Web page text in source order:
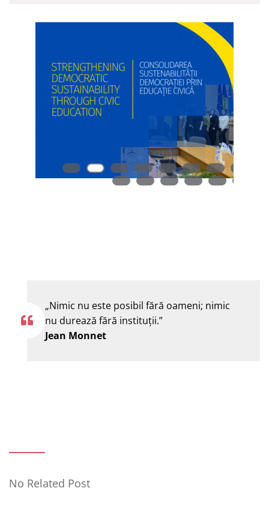
„Nimic nu este posibil fără oameni; nimic
nu durează fără instituţii.”
Jean Monnet
No Related Post